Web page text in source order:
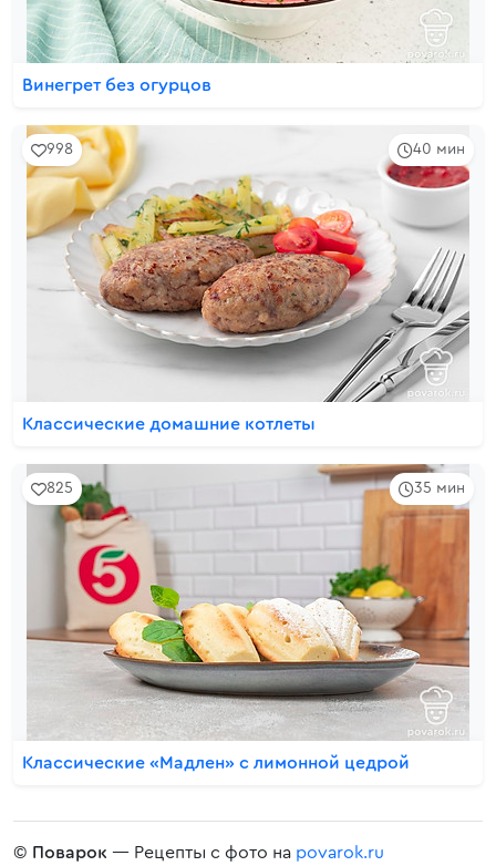
Винегрет без огурцов
40 мин
998
Классические домашние котлеты
35 мин
825
Классические «Мадлен» с лимонной цедрой
© Поварок — Рецепты с фото на povarok.ru